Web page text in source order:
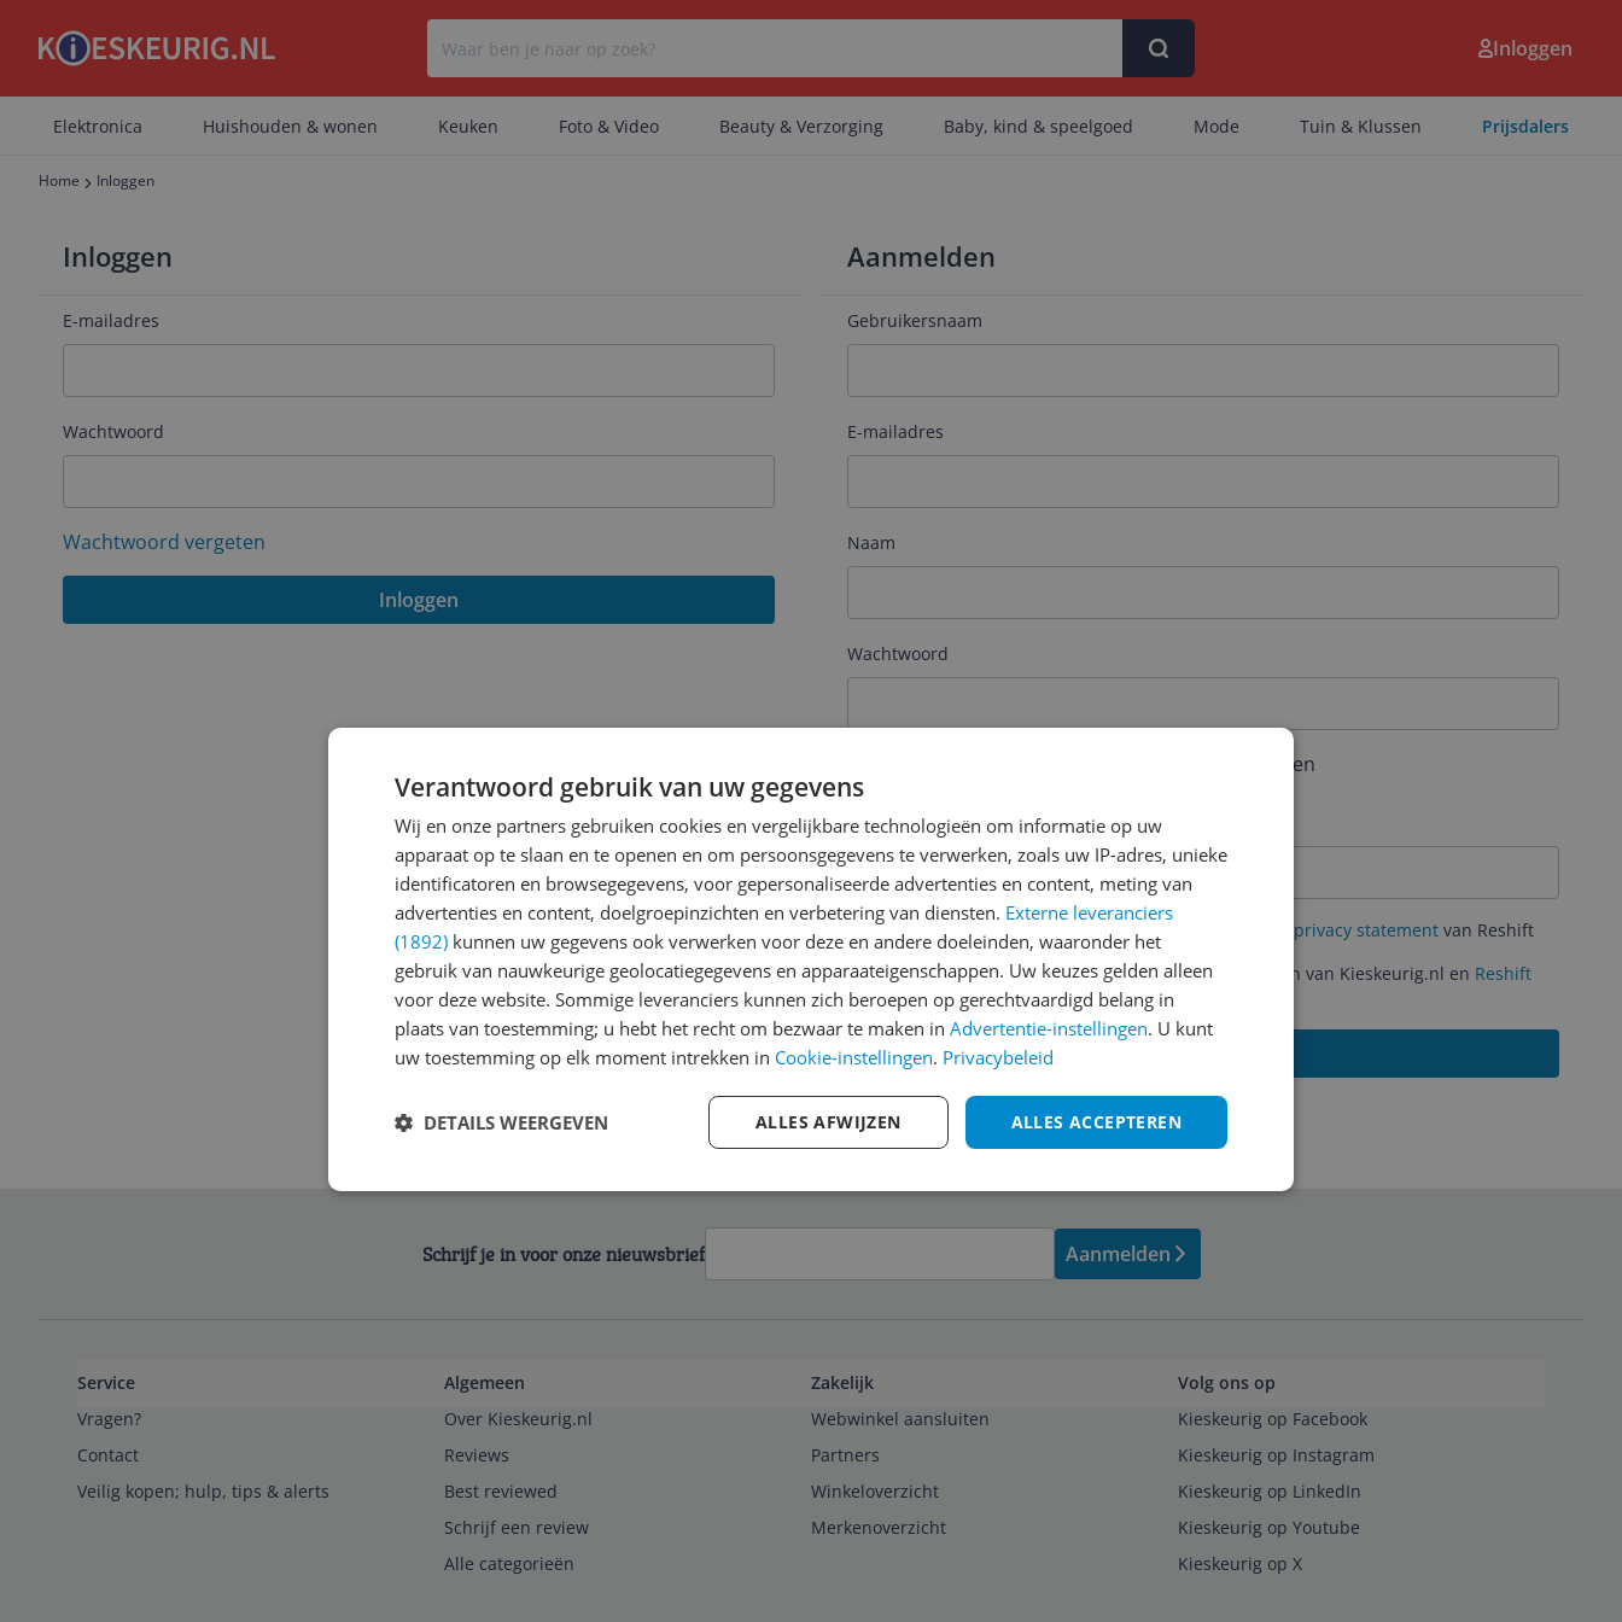
Er zijn geen producten gevonden.
Inloggen
Elektronica Huishouden & wonen Keuken Foto & Video Beauty & Verzorging Baby, kind & speelgoed Mode Tuin & Klussen Prijsdalers
Home Inloggen
Inloggen
E-mailadres
Wachtwoord
Wachtwoord vergeten
Inloggen
Aanmelden
Gebruikersnaam
E-mailadres
Naam
Wachtwoord
Je wachtwoord moet minimaal 6 karakters bevatten
Wachtwoord herhalen
Ik ga akkoord met de Algemene Voorwaarden privacy statement van Reshift
Ik ontvang graag interessante acties en aanbiedingen van Kieskeurig.nl en Reshift
Digitalvia e-mail
Schrijf je in voor onze nieuwsbrief Aanmelden
Service
Vragen?
Contact
Veilig kopen; hulp, tips & alerts
Algemeen
Over Kieskeurig.nl
Reviews
Best reviewed
Schrijf een review
Alle categorieën
Zakelijk
Webwinkel aansluiten
Partners
Winkeloverzicht
Merkenoverzicht
Volg ons op
Kieskeurig op Facebook
Kieskeurig op Instagram
Kieskeurig op LinkedIn
Kieskeurig op Youtube
Kieskeurig op X
Verantwoord gebruik van uw gegevens
Wij en onze partners gebruiken cookies en vergelijkbare technologieën om informatie op uw
apparaat op te slaan en te openen en om persoonsgegevens te verwerken, zoals uw IP-adres, unieke
identificatoren en browsegegevens, voor gepersonaliseerde advertenties en content, meting van
advertenties en content, doelgroepinzichten en verbetering van diensten. Externe leveranciers
(1892) kunnen uw gegevens ook verwerken voor deze en andere doeleinden, waaronder het
gebruik van nauwkeurige geolocatiegegevens en apparaateigenschappen. Uw keuzes gelden alleen
voor deze website. Sommige leveranciers kunnen zich beroepen op gerechtvaardigd belang in
plaats van toestemming; u hebt het recht om bezwaar te maken in Advertentie-instellingen. U kunt
uw toestemming op elk moment intrekken in Cookie-instellingen. Privacybeleid
ALLES ACCEPTEREN
ALLES AFWIJZEN
DETAILS WEERGEVEN